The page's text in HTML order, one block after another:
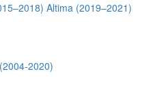
Altima (2019–2021)
2020)